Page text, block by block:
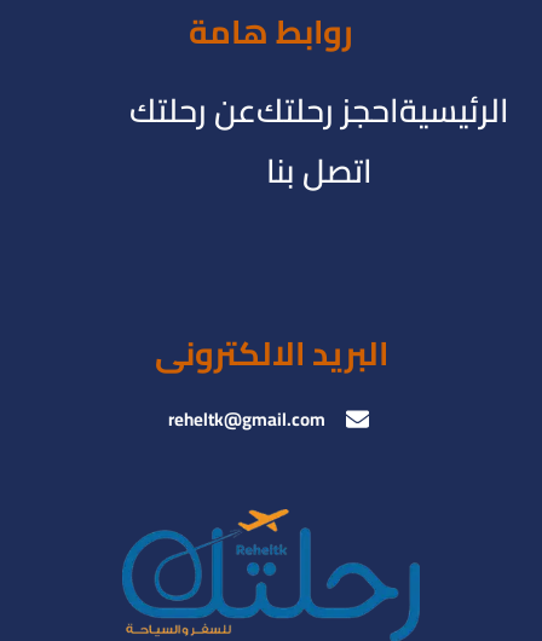
روابط هامة
الرئيسيةاحجز رحلتكعن رحلتك
اتصل بنا
البريد الالكترونى
reheltk@gmail.com